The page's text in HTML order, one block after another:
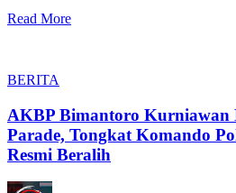
Read More
BERITA
AKBP Bimantoro Kurniawan
Parade, Tongkat Komando
Resmi Beralih